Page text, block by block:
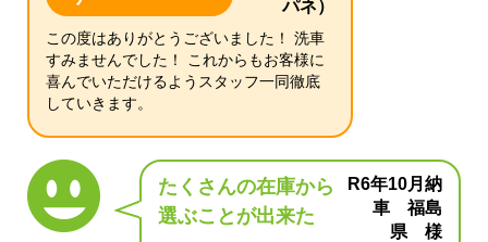
パネ）
この度はありがとうございました！ 洗車
すみませんでした！ これからもお客様に
喜んでいただけるようスタッフ一同徹底
していきます。
たくさんの在庫から
選ぶことが出来た
R6年10月納
車 福島
県 様